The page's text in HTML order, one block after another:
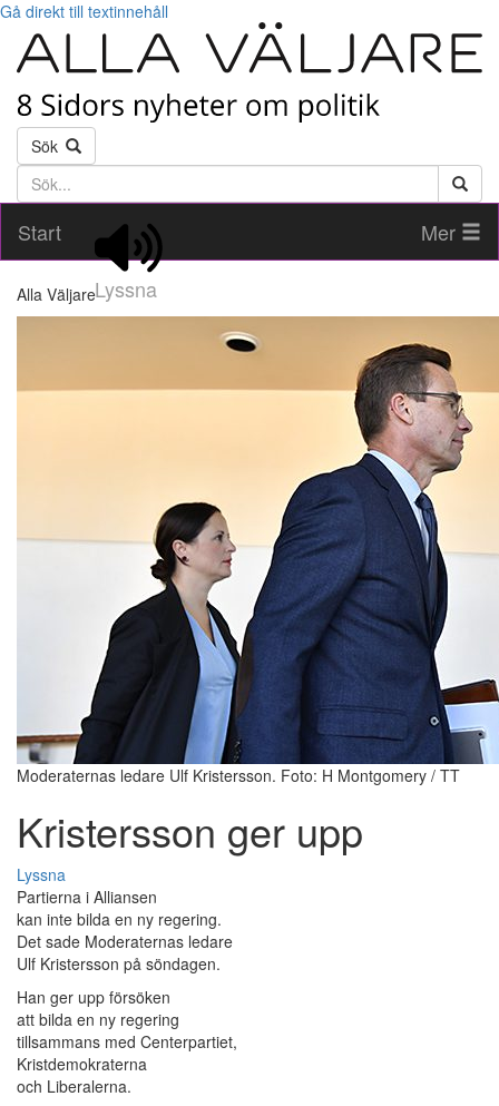
Gå direkt till textinnehåll
Sök
Söktext
Start
Lyssna
Mer
Alla Väljare
Moderaternas ledare Ulf Kristersson. Foto: H Montgomery / TT
Kristersson ger upp
Lyssna
Partierna i Alliansen
kan inte bilda en ny regering.
Det sade Moderaternas ledare
Ulf Kristersson på söndagen.
Han ger upp försöken
att bilda en ny regering
tillsammans med Centerpartiet,
Kristdemokraterna
och Liberalerna.